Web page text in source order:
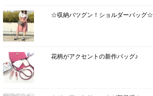
☆収納バツグン！ショルダーバッグ☆
花柄がアクセントの新作バッグ♪